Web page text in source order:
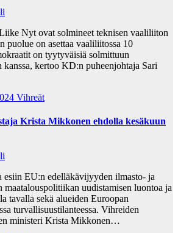
Nyt ovat solmineet teknisen vaaliliiton
puolue on asettaa vaaliliitossa 10
on tyytyväisiä solmittuun
kertoo KD:n puheenjohtaja Sari
Vihreät
Krista Mikkonen ehdolla kesäkuun
esiin EU:n edelläkävijyyden ilmasto- ja
uudistamisen luontoa ja
tavalla sekä alueiden Euroopan
turvallisuustilanteessa. Vihreiden
ministeri Krista Mikkonen…